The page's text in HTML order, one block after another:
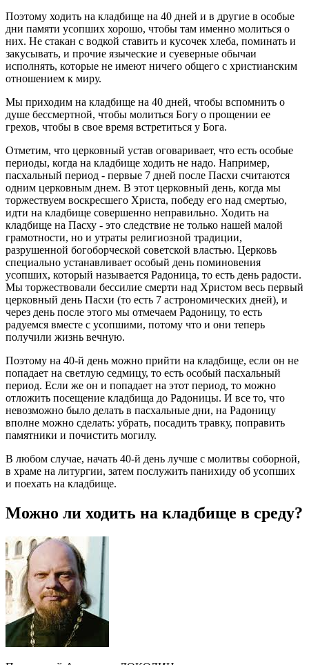
Поэтому ходить на кладбище на 40 дней и в другие в особые
дни памяти усопших хорошо, чтобы там именно молиться о
них. Не стакан с водкой ставить и кусочек хлеба, поминать и
закусывать, и прочие языческие и суеверные обычаи
исполнять, которые не имеют ничего общего с христианским
отношением к миру.
Мы приходим на кладбище на 40 дней, чтобы вспомнить о
душе бессмертной, чтобы молиться Богу о прощении ее
грехов, чтобы в свое время встретиться у Бога.
Отметим, что церковный устав оговаривает, что есть особые
периоды, когда на кладбище ходить не надо. Например,
пасхальный период - первые 7 дней после Пасхи считаются
одним церковным днем. В этот церковный день, когда мы
торжествуем воскресшего Христа, победу его над смертью,
идти на кладбище совершенно неправильно. Ходить на
кладбище на Пасху - это следствие не только нашей малой
грамотности, но и утраты религиозной традиции,
разрушенной богоборческой советской властью. Церковь
специально устанавливает особый день поминовения
усопших, который называется Радоница, то есть день радости.
Мы торжествовали бессилие смерти над Христом весь первый
церковный день Пасхи (то есть 7 астрономических дней), и
через день после этого мы отмечаем Радоницу, то есть
радуемся вместе с усопшими, потому что и они теперь
получили жизнь вечную.
Поэтому на 40-й день можно прийти на кладбище, если он не
попадает на светлую седмицу, то есть особый пасхальный
период. Если же он и попадает на этот период, то можно
отложить посещение кладбища до Радоницы. И все то, что
невозможно было делать в пасхальные дни, на Радоницу
вполне можно сделать: убрать, посадить травку, поправить
памятники и почистить могилу.
В любом случае, начать 40-й день лучше с молитвы соборной,
в храме на литургии, затем послужить панихиду об усопших
и поехать на кладбище.
Можно ли ходить на кладбище в среду?